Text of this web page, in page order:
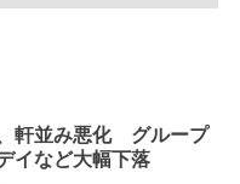
軒並み悪化 グループ
イなど大幅下落